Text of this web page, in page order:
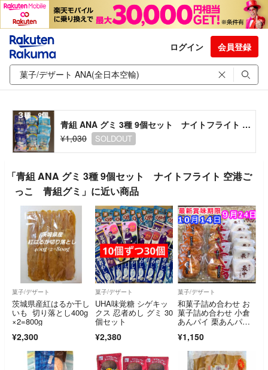
ログイン 会員登録
青組 ANA グミ 3種 9個セット ナイトフライト 空港ごっこ 青組グミ
¥1,030
SOLDOUT
「青組 ANA グミ 3種 9個セット ナイトフライト 空港ご
っこ 青組グミ」に近い商品
菓子/デザート
茨城県産紅はるか干し
いも 切り落とし400g
×2=800g
¥2,300
菓子/デザート
UHA味覚糖 シゲキッ
クス 忍者めし グミ 30
個セット
¥2,380
菓子/デザート
和菓子詰め合わせ お
菓子詰め合わせ 小倉
あんパイ 栗あんパ
¥1,150